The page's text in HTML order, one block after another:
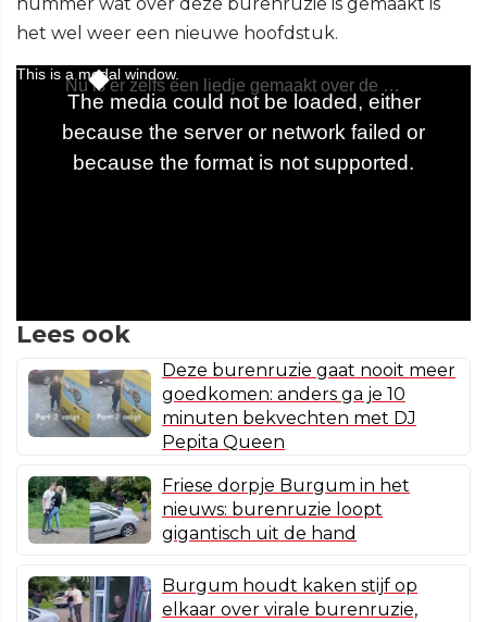
het wel weer een nieuwe hoofdstuk.
Lees ook
Deze burenruzie gaat nooit meer
goedkomen: anders ga je 10
minuten bekvechten met DJ
Pepita Queen
Friese dorpje Burgum in het
nieuws: burenruzie loopt
gigantisch uit de hand
Burgum houdt kaken stijf op
elkaar over virale burenruzie,